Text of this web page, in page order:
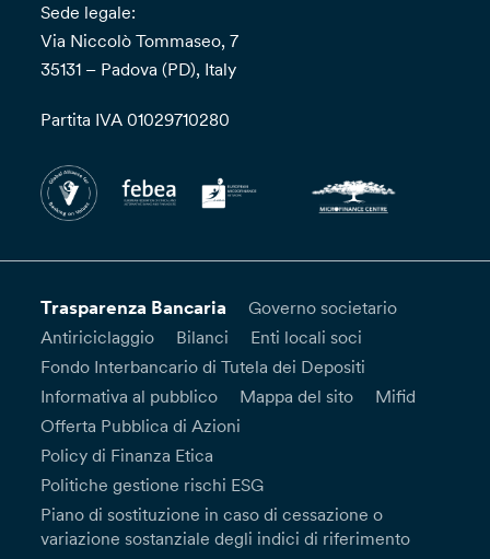
Sede legale:
Via Niccolò Tommaseo, 7
35131 – Padova (PD), Italy
Partita IVA 01029710280
Trasparenza Bancaria
Governo societario
Antiriciclaggio
Bilanci
Enti locali soci
Fondo Interbancario di Tutela dei Depositi
Informativa al pubblico
Mappa del sito
Mifid
Offerta Pubblica di Azioni
Policy di Finanza Etica
Politiche gestione rischi ESG
Piano di sostituzione in caso di cessazione o
variazione sostanziale degli indici di riferimento